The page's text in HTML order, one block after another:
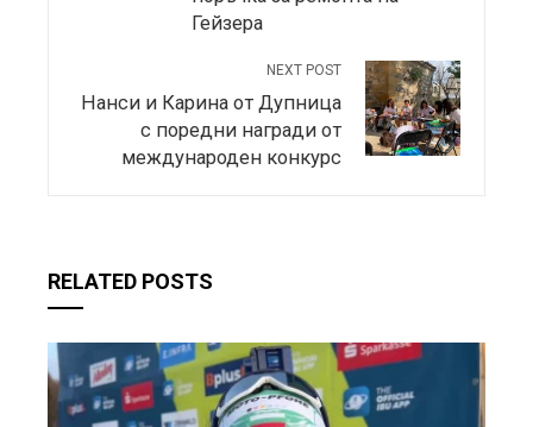
Гейзера
NEXT POST
Нанси и Карина от Дупница
с поредни награди от
международен конкурс
RELATED POSTS